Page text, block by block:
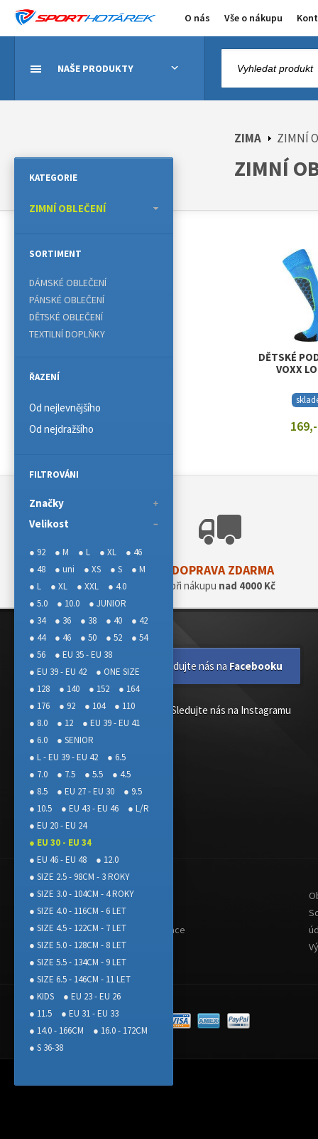
O nás Vše o nákupu
NAŠE PRODUKTY
ZIMA ZIMNÍ
ZIMNÍ
DĚTSKÉ
VOXX
DOPRAVA ZDARMA
při nákupu nad 4000 Kč
KATEGORIE
ZIMNÍ OBLEČENÍ
SORTIMENT
DÁMSKÉ OBLEČENÍ
PÁNSKÉ OBLEČENÍ
DĚTSKÉ OBLEČENÍ
TEXTILNÍ DOPLŇKY
ŘAZENÍ
Od nejlevnějšího
Od nejdražšího
FILTROVÁNI
Značky
Velikost
● 92 ● M ● L ● XL
● 46
● 48
● uni ● XS ● S
● M
● L
● XL ● XXL
● 4.0
● 5.0
● 10.0
● JUNIOR
● 34
● 36 ● 38 ● 40
● 42
● 44
● 46 ● 50 ● 52
● 54
● 56
● EU 35 - EU 38
● EU 39 - EU 42
● ONE SIZE
● 128
● 140 ● 152
● 164
● 176
● 92 ● 104
● 110
● 8.0
● 12
● EU 39 - EU 41
● 6.0
● SENIOR
● L - EU 39 - EU 42
● 6.5
● 7.0
● 7.5 ● 5.5
● 4.5
● 8.5
● EU 27 - EU 30
● 9.5
● 10.5
● EU 43 - EU 46
● L/R
● EU 20 - EU 24
● EU 30 - EU 34
● EU 46 - EU 48
● 12.0
● SIZE 2.5 - 98CM - 3 ROKY
● SIZE 3.0 - 104CM - 4 ROKY
● SIZE 4.0 - 116CM - 6 LET
● SIZE 4.5 - 122CM - 7 LET
● SIZE 5.0 - 128CM - 8 LET
● SIZE 5.5 - 134CM - 9 LET
● SIZE 6.5 - 146CM - 11 LET
● KIDS
● EU 23 - EU 26
● 11.5
● EU 31 - EU 33
● 14.0 - 166CM
● 16.0 - 172CM
● S 36-38
Sledujte nás na Facebooku
Sledujte nás na Instagramu
Reklamace